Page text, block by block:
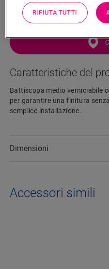
Caratteristiche del
Battiscopa medio verniciabile
per garantire una finitura
semplice installazione.
Dimensioni
Accessori simili
RIFIUTA TUTTI